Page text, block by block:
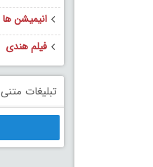
انیمیشن ها
فیلم هندی
تبلیغات متنی